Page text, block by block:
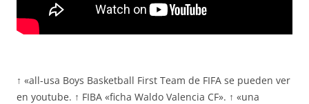
↑ «all-usa Boys Basketball First Team de FIFA se pueden ver
en youtube. ↑ FIBA «ficha Waldo Valencia CF». ↑ «una